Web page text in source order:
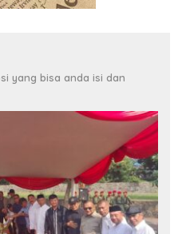
yang bisa anda isi dan